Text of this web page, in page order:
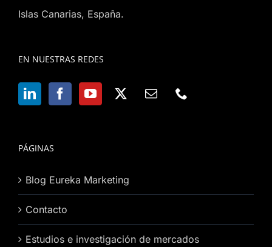
Islas Canarias, España.
EN NUESTRAS REDES
PÁGINAS
Blog Eureka Marketing
Contacto
Estudios e investigación de mercados